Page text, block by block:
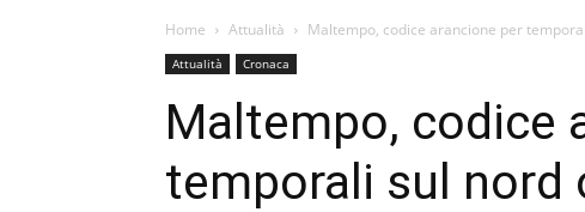
Home Attualità Maltempo, codice arancione per
Attualità Cronaca
Maltempo, codice
temporali sul nord